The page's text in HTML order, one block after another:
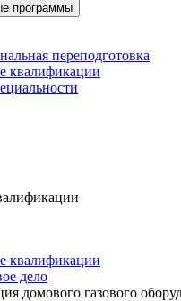
программы
переподготовка
квалификации
квалификации
дело
домового газового